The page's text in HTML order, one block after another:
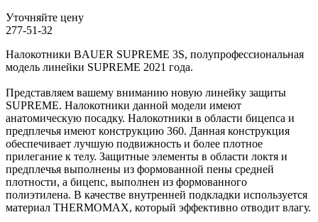
Уточняйте цену
277-51-32
Налокотники BAUER SUPREME 3S, полупрофессиональная
модель линейки SUPREME 2021 года.
Представляем вашему вниманию новую линейку защиты
SUPREME. Налокотники данной модели имеют
анатомическую посадку. Налокотники в области бицепса и
предплечья имеют конструкцию 360. Данная конструкция
обеспечивает лучшую подвижность и более плотное
прилегание к телу. Защитные элементы в области локтя и
предплечья выполнены из формованной пены средней
плотности, а бицепс, выполнен из формованного
полиэтилена. В качестве внутренней подкладки используется
материал THERMOMAX, который эффективно отводит влагу.